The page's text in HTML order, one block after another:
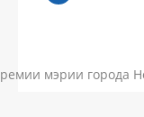
мэрии города